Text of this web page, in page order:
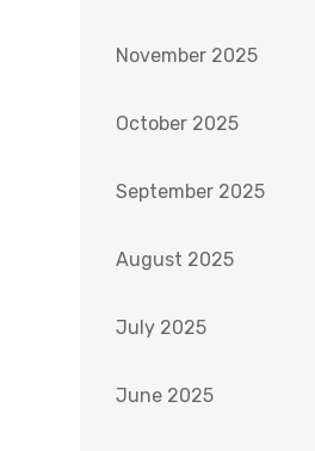
November 2025
October 2025
September 2025
August 2025
July 2025
June 2025